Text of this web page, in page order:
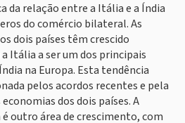
da relação entre a Itália e a Índia
do comércio bilateral. As
dois países têm crescido
Itália a ser um dos principais
na Europa. Esta tendência
pelos acordos recentes e pela
dos dois países. A
outro área de crescimento, com